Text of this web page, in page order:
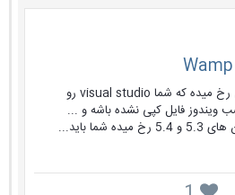
خطا مربوط به این ddl زمانی رخ میده که شما visual studio رو
ویندوز فایل کپی نشده باشه و ...
باید...